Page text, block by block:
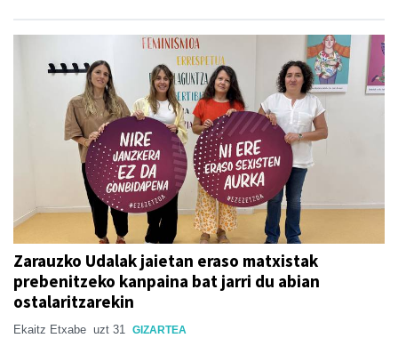
Zarauzko Udalak jaietan eraso matxistak
prebenitzeko kanpaina bat jarri du abian
ostalaritzarekin
Ekaitz Etxabe uzt 31 GIZARTEA